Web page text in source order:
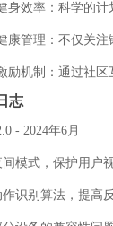
身效率：科学的计
康管理：不仅关注
励机制：通过社区
志
- 2024年6月
间模式，保护用户
作识别算法，提高